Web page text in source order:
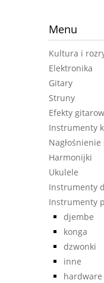
Menu
Kultura i
Elektronika
Gitary
Struny
Efekty
Instrumenty
Harmonijki
Ukulele
Instrumenty
Instrumenty
djembe
konga
dzwonki
inne
hardware
JOYO